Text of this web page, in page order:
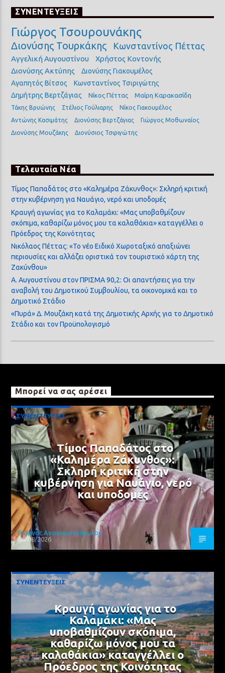
ΣΥΝΕΝΤΕΥΞΕΙΣ
Γιώργος Τσουρουνάκης
Διονύσης Τουρκάκης Κωνσταντίνος Πέττας
Αγγελική Αυγουστίνου
Χρήστος Κοντονής
Διονύσης Ακτύπης
Διονύσης Γιακουμέλος
Αγαπητός Βίτσος
Κωνσταντίνος Τσιριγώτης
Δημήτρης Βερτζάγιας
Νίκος Πέττας Μαίρη Καρακασίδη
Τάκης Βρυώνης Στέλιος Γούλιαρης
Νίκος Γιακουμέλος
Αντώνης Κασιμάτης
Διονύσης Βερτζάγιας
Γιώργος Μοθωναίος
Διονύσης Μουζάκης
Διονύσιος Τσιριγώτης
Τελευταία Νέα
Τίμος Παπαδάτος στο «Καλημέρα Ζάκυνθος»: Σκληρή κριτική
στην κυβέρνηση για Ναυάγιο, νερό και υποδομές
Κραυγή αγωνίας για το Καλαμάκι: «Μας υποβαθμίζουν
σκόπιμα, καθαρίζω μόνος μου τα καλαθάκια» καταγγέλλει ο
Πρόεδρος της Κοινότητας
Νικόλαος Πέττας: «Το νέο Ειδικό Χωροταξικό απαξιώνει
περιουσίες και αλλάζει οριστικά τον τουριστικό χάρτη της
Ζακύνθου»
Α. Αυγουστίνου στον ΠΡΙΣΜΑ 90,2: Οι απαντήσεις για την
αναβολή του Δημοτικού Συμβουλίου, τα οικονομικά και το
Δημοτικό Στάδιο
«Πυρά» Δ. Μουζάκη κατά της Δημοτικής Αρχής για το Δημοτικό
Στάδιο και τον Προϋπολογισμό
Μπορεί να σας αρέσει
ΣΥΝΕΝΤΕΥΞΕΙΣ
Τίμος Παπαδάτος στο
«Καλημέρα Ζάκυνθος»:
Σκληρή κριτική στην
κυβέρνηση για Ναυάγιο, νερό
και υποδομές
Γιώργος Αναγνωστόπουλος
06/08/2026
ΣΥΝΕΝΤΕΥΞΕΙΣ
Κραυγή αγωνίας για το
Καλαμάκι: «Μας
υποβαθμίζουν σκόπιμα,
καθαρίζω μόνος μου τα
καλαθάκια» καταγγέλλει ο
Πρόεδρος της Κοινότητας